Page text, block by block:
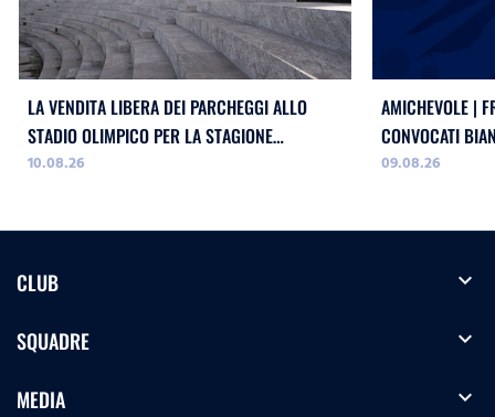
LA VENDITA LIBERA DEI PARCHEGGI ALLO
STADIO OLIMPICO PER LA STAGIONE
2026/2027
10.08.26
AMICHEVOLE |
CONVOCATI
09.08.26
CLUB expand_more
SQUADRE expand_more
MEDIA expand_more